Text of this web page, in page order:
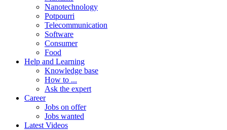
Nanotechnology
Potpourri
Telecommunication
Software
Consumer
Food
Help and Learning
Knowledge base
How to ...
Ask the expert
Career
Jobs on offer
Jobs wanted
Latest Videos